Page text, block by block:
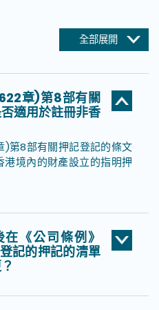
全部展開
章)第8部有關
適用於註冊非香
)第8部有關押記登記的條文
境內的財產設立的指明押
《公司條例》
記的押記的清單